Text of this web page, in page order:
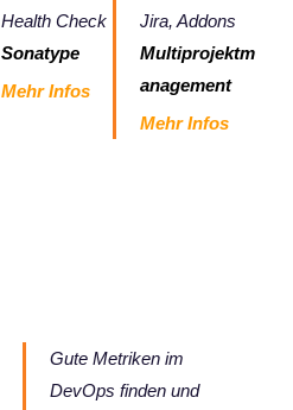
Health Check
Sonatype
Mehr Infos
Jira, Addons
Multiprojektm
anagement
Mehr Infos
Gute Metriken im
DevOps finden und